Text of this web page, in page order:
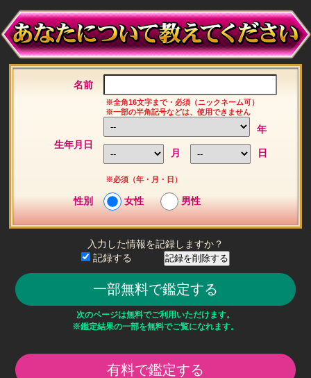
名前
※全角16文字まで・必須（ニックネーム可）
※一部の半角記号などは、使用できません
生年月日
年
月 日
※必須（年・月・日）
性別 女性 男性
入力した情報を記録しますか？
記録する
一部無料で鑑定する
次のページは無料でご利用いただけます。
※鑑定結果の一部を無料でご覧になれます。
有料で鑑定する